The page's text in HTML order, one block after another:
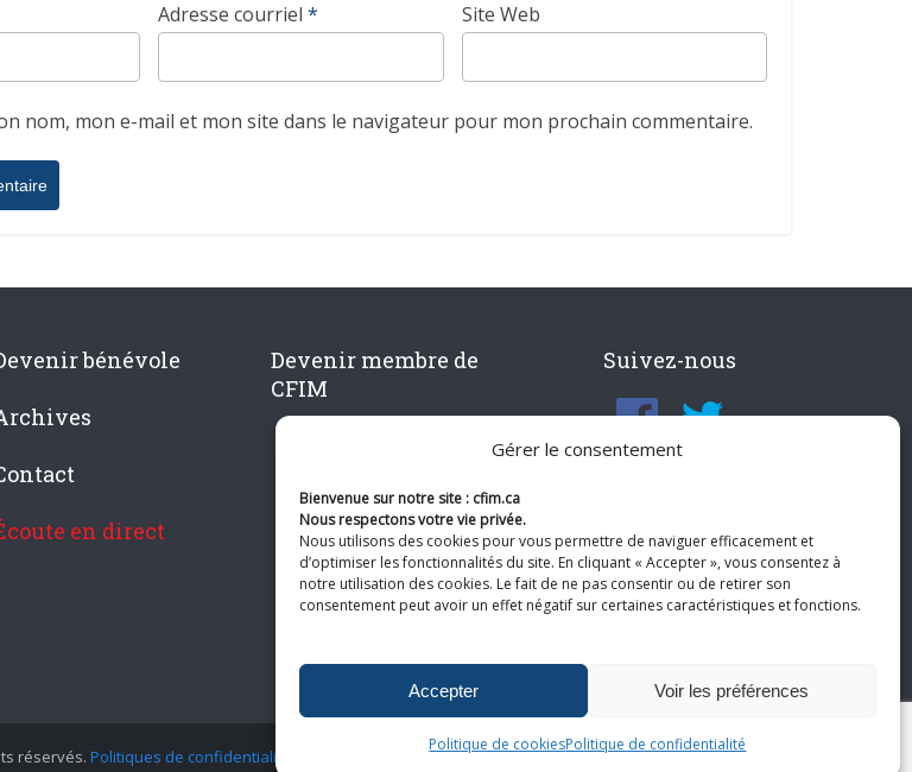
Gérer le consentement
Bienvenue sur notre site : cfim.ca
Nous respectons votre vie privée.
Nous utilisons des cookies pour vous permettre de naviguer efficacement et
d’optimiser les fonctionnalités du site. En cliquant « Accepter », vous consentez à
notre utilisation des cookies. Le fait de ne pas consentir ou de retirer son
consentement peut avoir un effet négatif sur certaines caractéristiques et fonctions.
Accepter Voir les préférences
Politique de cookiesPolitique de confidentialité
Adresse courriel * Site Web
nom, mon e-mail et mon site dans le navigateur pour mon prochain commentaire.
bénévole
en direct
Devenir membre de
CFIM
Suivez-nous
réservés. Politiques de confidentialité